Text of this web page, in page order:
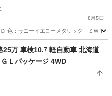
8月5日
色：サニーイエローメタリック ＺＷＴ
ワゴンＲ ワゴンR
25万 車検10.7 軽自動車 北海道
Ｌパッケージ 4WD